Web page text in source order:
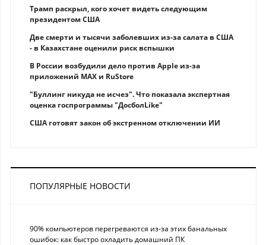
Трамп раскрыл, кого хочет видеть следующим
президентом США
Две смерти и тысячи заболевших из-за салата в США
- в Казахстане оценили риск вспышки
В России возбудили дело против Apple из-за
приложений MAX и RuStore
"Буллинг никуда не исчез". Что показала экспертная
оценка госпрограммы "ДосболLike"
США готовят закон об экстренном отключении ИИ
ПОПУЛЯРНЫЕ НОВОСТИ
90% компьютеров перегреваются из-за этих банальных
ошибок: как быстро охладить домашний ПК